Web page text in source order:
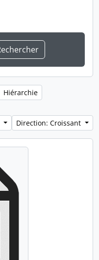
Hiérarchie
Direction: Croissant